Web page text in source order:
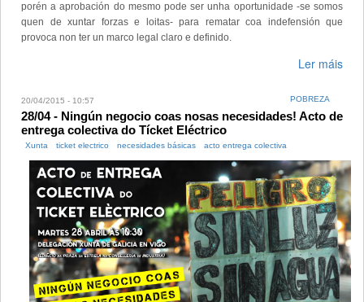
porén a aprobación do mesmo pode ser unha oportunidade -se somos
quen de xuntar forzas e loitas- para rematar coa indefensión que
provoca non ter un marco legal claro e definido.
Ler máis
20/04/2015 - 10:57 POBREZA
28/04 - Ningún negocio coas nosas necesidades! Acto de
entrega colectiva do Tícket Eléctrico
Xunta ticket electrico necesidades básicas acto entrega colectiva